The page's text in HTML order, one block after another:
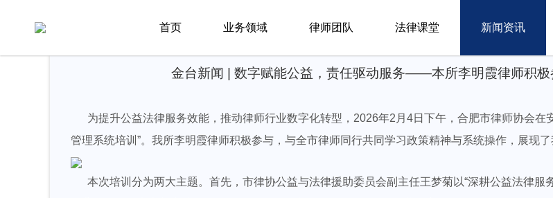
首页 业务领域 律师团队 法律课堂 新闻资讯
金台新闻 | 数字赋能公益，责任驱动服务——本所李明霞律师积极
为提升公益法律服务效能，推动律师行业数字化转型，2026年2月4日下午，合肥市律师协会在
管理系统培训”。我所李明霞律师积极参与，与全市律师同行共同学习政策精神与系统操作，展现
本次培训分为两大主题。首先，市律协公益与法律援助委员会副主任王梦菊以“深耕公益法律服